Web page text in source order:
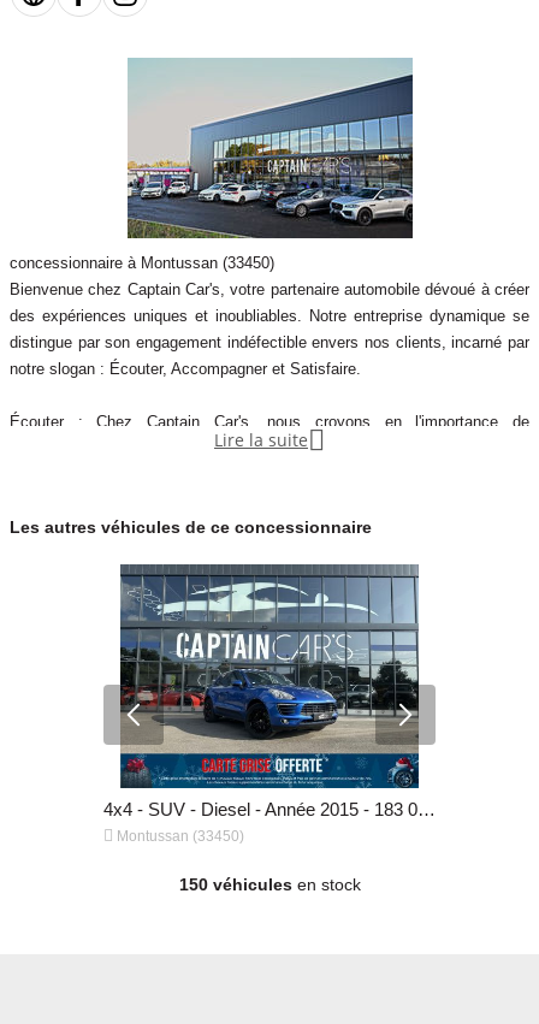
concessionnaire à Montussan (33450)
Bienvenue chez Captain Car's, votre partenaire automobile dévoué à créer
des expériences uniques et inoubliables. Notre entreprise dynamique se
distingue par son engagement indéfectible envers nos clients, incarné par
notre slogan : Écouter, Accompagner et Satisfaire.
Écouter : Chez Captain Car's, nous croyons en l'importance de
comprendre vos besoins et vos aspirations. Nous écoutons attentivement
vers le véhicule parfait.
Accompagner : Nav
Lire la suite 
Les autres véhicules de ce concessionnaire
4x4 - SUV - Diesel - Année 2015 - 183 000 km, 26 990 €
 Montussan (33450)
150 véhiculesen stock